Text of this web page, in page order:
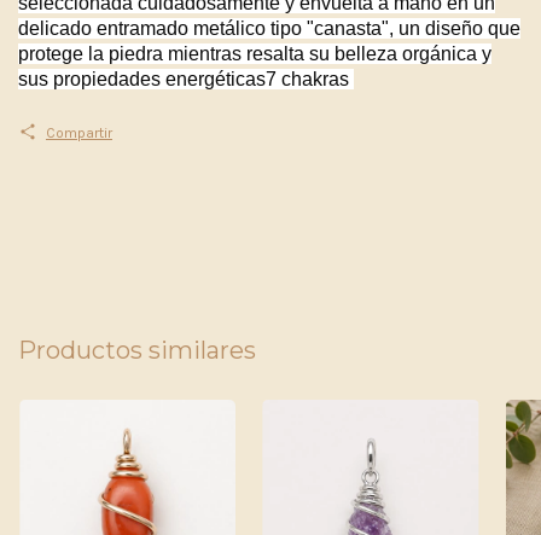
delicado entramado metálico tipo "canasta", un diseño que
protege la piedra mientras resalta su belleza orgánica y
sus propiedades energéticas7 chakras
Compartir
Productos similares